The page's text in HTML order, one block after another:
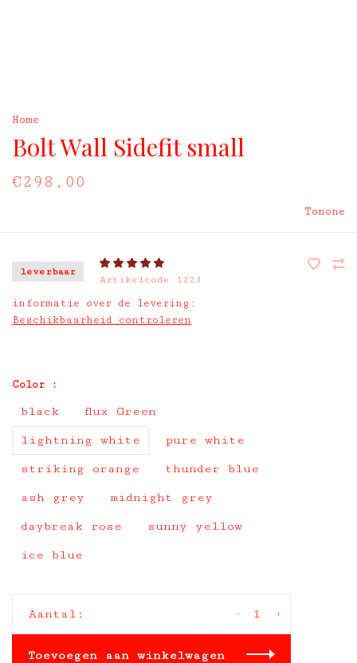
Home
Bolt Wall Sidefit small
€298,00
Tonone
leverbaar
Artikelcode 1223
informatie over de levering:
Beschikbaarheid controleren
Color :
black flux Green
lightning white pure white
striking orange thunder blue
ash grey midnight grey
daybreak rose sunny yellow
ice blue
Aantal: +
-
Toevoegen aan winkelwagen